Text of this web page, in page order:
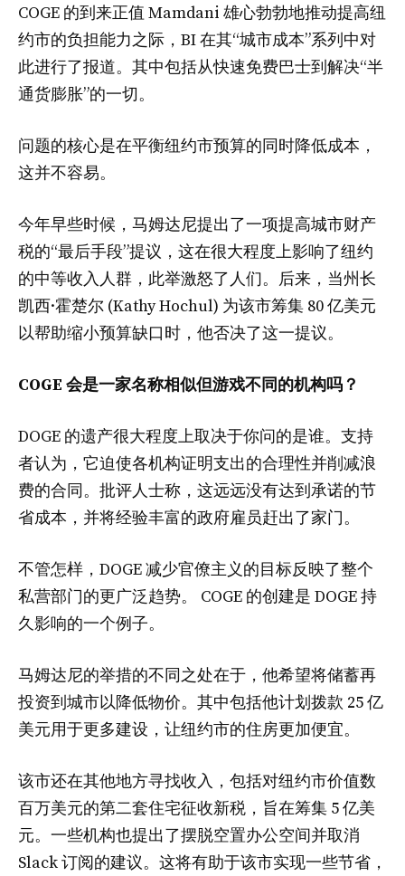
COGE 的到来正值 Mamdani 雄心勃勃地推动提高纽
约市的负担能力之际，BI 在其“城市成本”系列中对
此进行了报道。其中包括从快速免费巴士到解决“半
通货膨胀”的一切。
问题的核心是在平衡纽约市预算的同时降低成本，
这并不容易。
今年早些时候，马姆达尼提出了一项提高城市财产
税的“最后手段”提议，这在很大程度上影响了纽约
的中等收入人群，此举激怒了人们。后来，当州长
凯西·霍楚尔 (Kathy Hochul) 为该市筹集 80 亿美元
以帮助缩小预算缺口时，他否决了这一提议。
COGE 会是一家名称相似但游戏不同的机构吗？
DOGE 的遗产很大程度上取决于你问的是谁。支持
者认为，它迫使各机构证明支出的合理性并削减浪
费的合同。批评人士称，这远远没有达到承诺的节
省成本，并将经验丰富的政府雇员赶出了家门。
不管怎样，DOGE 减少官僚主义的目标反映了整个
私营部门的更广泛趋势。 COGE 的创建是 DOGE 持
久影响的一个例子。
马姆达尼的举措的不同之处在于，他希望将储蓄再
投资到城市以降低物价。其中包括他计划拨款 25 亿
美元用于更多建设，让纽约市的住房更加便宜。
该市还在其他地方寻找收入，包括对纽约市价值数
百万美元的第二套住宅征收新税，旨在筹集 5 亿美
元。一些机构也提出了摆脱空置办公空间并取消
Slack 订阅的建议。这将有助于该市实现一些节省，